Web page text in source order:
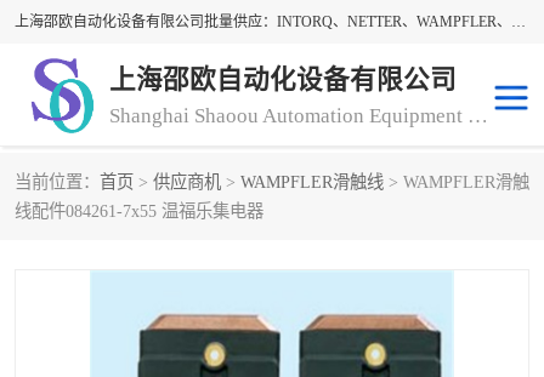
上海邵欧自动化设备有限公司批量供应：INTORQ、NETTER、WAMPFLER、WARNER、WICHITA、三菱离合器、warner离合器、NETTER振动器、WAMPFLER滑触线。上海邵欧自动化设备有限公司提供创新技术与产品解决方案，让客户享有高性价比，优质的产品和服务，我们坚持以持续技术和服务创新为客户不断创造价值。欢迎来电咨询！
上海邵欧自动化设备有限公司
Shanghai Shaoou Automation Equipment Co., Ltd
当前位置： 首页 > 供应商机 > WAMPFLER滑触线 > WAMPFLER滑触
线配件084261-7x55 温福乐集电器
warner离合器
NETTER振动器 minarik
三菱离合器